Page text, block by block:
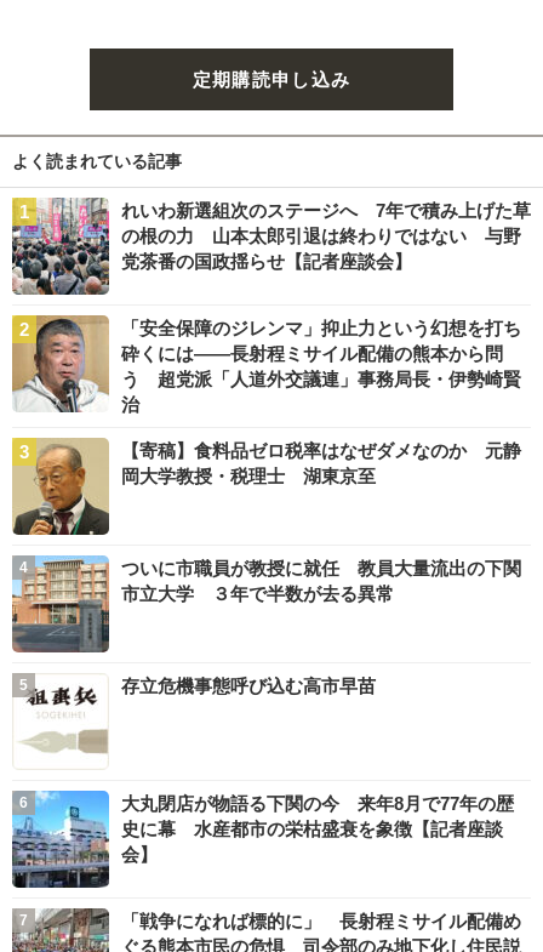
定期購読申し込み
よく読まれている記事
れいわ新選組次のステージへ 7年で積み上げた草
の根の力 山本太郎引退は終わりではない 与野
党茶番の国政揺らせ【記者座談会】
「安全保障のジレンマ」抑止力という幻想を打ち
砕くには――長射程ミサイル配備の熊本から問
う 超党派「人道外交議連」事務局長・伊勢崎賢
治
【寄稿】食料品ゼロ税率はなぜダメなのか 元静
岡大学教授・税理士 湖東京至
ついに市職員が教授に就任 教員大量流出の下関
市立大学 ３年で半数が去る異常
存立危機事態呼び込む高市早苗
大丸閉店が物語る下関の今 来年8月で77年の歴
史に幕 水産都市の栄枯盛衰を象徴【記者座談
会】
「戦争になれば標的に」 長射程ミサイル配備め
ぐる熊本市民の危惧 司令部のみ地下化し住民説